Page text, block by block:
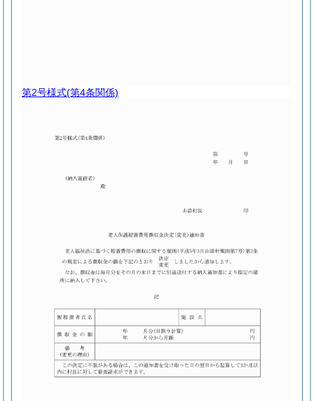
第2号様式(第4条関係)